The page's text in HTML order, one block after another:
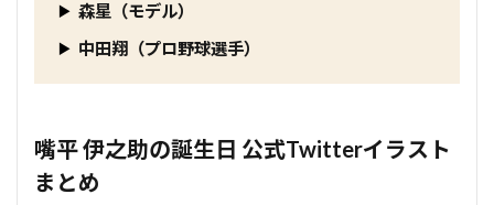
森星（モデル）
中田翔（プロ野球選手）
嘴平 伊之助の誕生日 公式Twitterイラスト
まとめ